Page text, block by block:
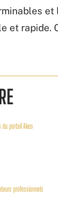
et
et rapide.
portail Akeo
professionnels